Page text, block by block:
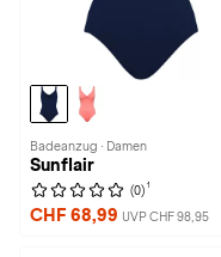
Badeanzug · Damen
Sunflair
(0) 1
CHF 68,99 UVP CHF 98,95